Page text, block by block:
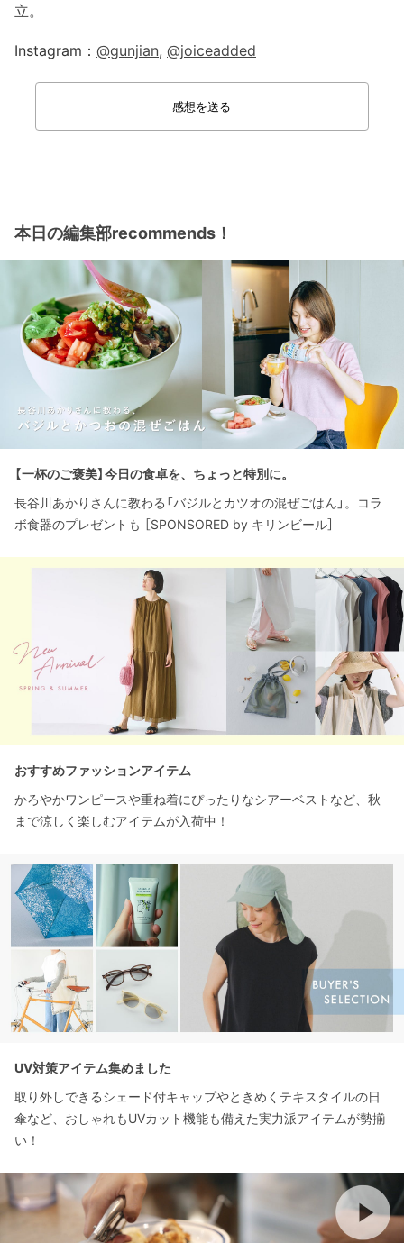
立。
Instagram： @gunjian, @joiceadded
感想を送る
本日の編集部recommends！
【一杯のご褒美】今日の食卓を、ちょっと特別に。
長谷川あかりさんに教わる「バジルとカツオの混ぜごはん」。コラ
ボ食器のプレゼントも ［SPONSORED by キリンビール］
おすすめファッションアイテム
かろやかワンピースや重ね着にぴったりなシアーベストなど、秋
まで涼しく楽しむアイテムが入荷中！
UV対策アイテム集めました
取り外しできるシェード付キャップやときめくテキスタイルの日
傘など、おしゃれもUVカット機能も備えた実力派アイテムが勢揃
い！